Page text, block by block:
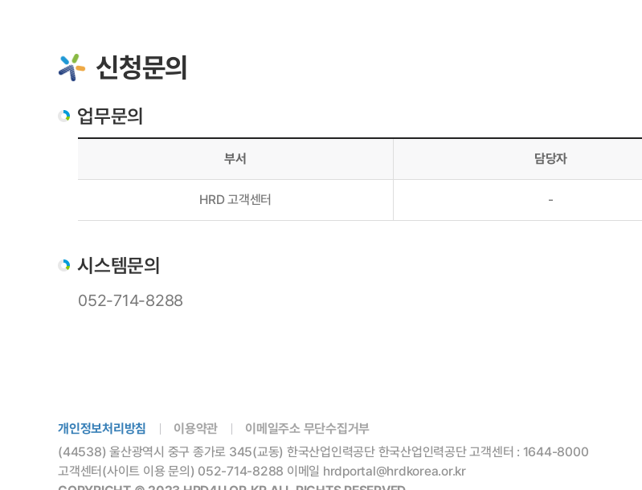
신청문의
업무문의
부서 담당자
HRD 고객센터 -
시스템문의
052-714-8288
개인정보처리방침 이용약관
이메일주소 무단수집거부
(44538) 울산광역시 중구 종가로 345(교동) 한국산업인력공단 한국산업인력공단 고객센터 : 1644-8000
고객센터(사이트 이용 문의) 052-714-8288 이메일 hrdportal@hrdkorea.or.kr